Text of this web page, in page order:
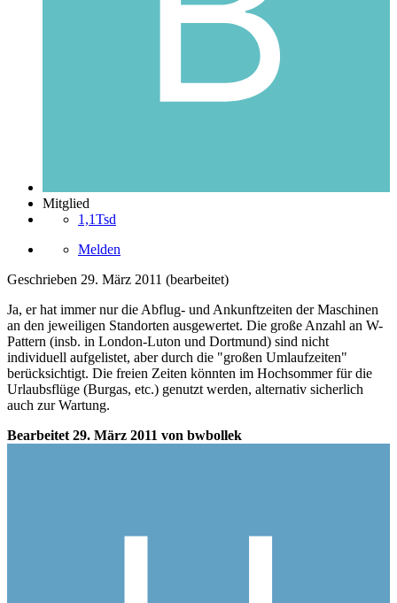
Mitglied
1,1Tsd
Melden
Geschrieben 29. März 2011 (bearbeitet)
Ja, er hat immer nur die Abflug- und Ankunftzeiten der Maschinen
an den jeweiligen Standorten ausgewertet. Die große Anzahl an W-
Pattern (insb. in London-Luton und Dortmund) sind nicht
individuell aufgelistet, aber durch die "großen Umlaufzeiten"
berücksichtigt. Die freien Zeiten könnten im Hochsommer für die
Urlaubsflüge (Burgas, etc.) genutzt werden, alternativ sicherlich
auch zur Wartung.
Bearbeitet 29. März 2011 von bwbollek